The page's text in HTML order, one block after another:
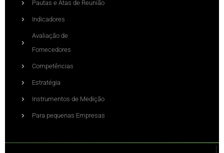
Pautas e Atas de Reunião
Indicadores
Avaliação de
Fornecedores
Competências
Estratégia
Instrumentos de Medição
Para pequenas Empresas